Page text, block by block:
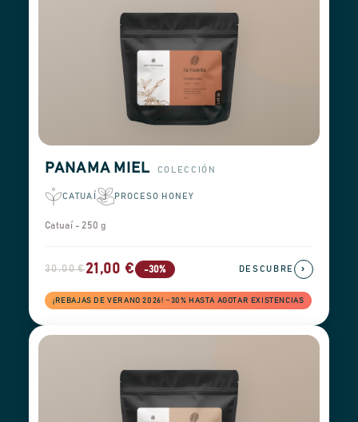
PANAMA MIEL COLECCIÓN
CATUAÍ PROCESO HONEY
Catuaí - 250 g
30,00 €21,00 € -30%
¡REBAJAS DE VERANO 2026! −30% HASTA AGOTAR EXISTENCIAS
DESCUBRE ›